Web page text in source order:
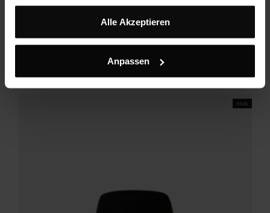
Alle Akzeptieren
Anpassen
SS26